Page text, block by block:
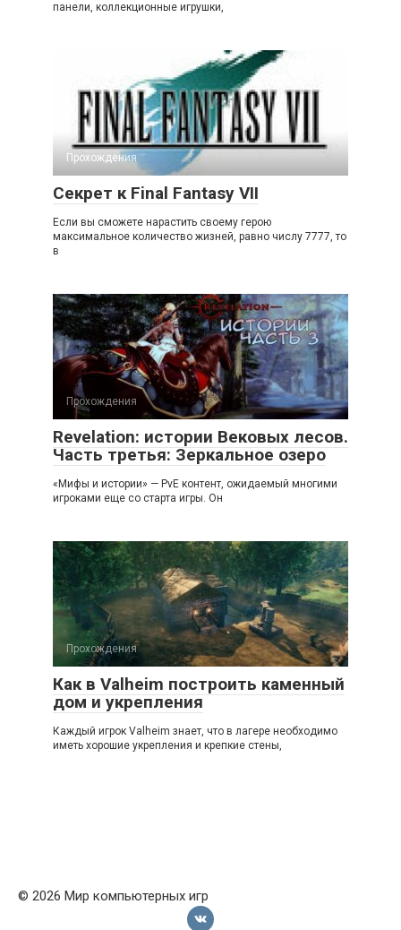
панели, коллекционные игрушки,
Прохождения
Секрет к Final Fantasy VII
Если вы сможете нарастить своему герою
максимальное количество жизней, равно числу 7777, то
в
Прохождения
Revelation: истории Вековых лесов.
Часть третья: Зеркальное озеро
«Мифы и истории» — PvE контент, ожидаемый многими
игроками еще со старта игры. Он
Прохождения
Как в Valheim построить каменный
дом и укрепления
Каждый игрок Valheim знает, что в лагере необходимо
иметь хорошие укрепления и крепкие стены,
© 2026 Мир компьютерных игр